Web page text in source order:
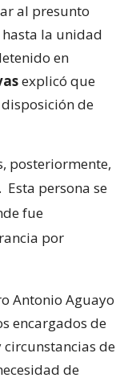
al presunto
la unidad
en
explicó que
de
posteriormente,
Esta persona se
fue
por
Antonio Aguayo
encargados de
de
de